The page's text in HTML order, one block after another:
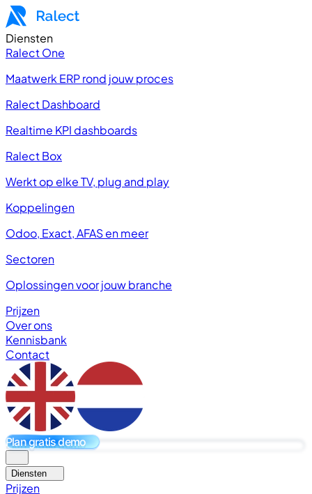
Diensten
Ralect One
Maatwerk ERP rond jouw proces
Ralect Dashboard
Realtime KPI dashboards
Ralect Box
Werkt op elke TV, plug and play
Koppelingen
Odoo, Exact, AFAS en meer
Sectoren
Oplossingen voor jouw branche
Prijzen
Over ons
Kennisbank
Contact
Plan gratis demo
Diensten
Prijzen